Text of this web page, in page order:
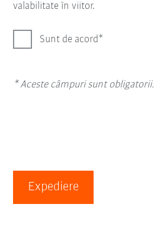
valabilitate în viitor.
Sunt de acord
* Aceste câmpuri sunt obligatorii.
Expediere